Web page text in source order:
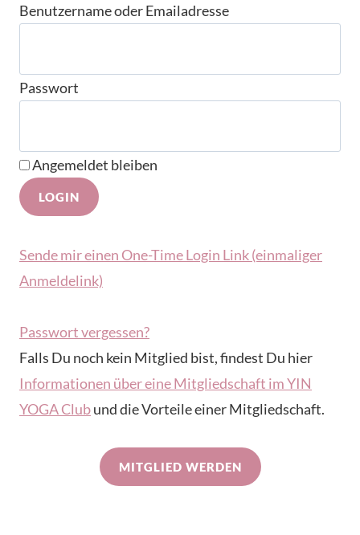
Benutzername oder Emailadresse
Passwort
Angemeldet bleiben
Sende mir einen One-Time Login Link (einmaliger
Anmeldelink)
Passwort vergessen?
Falls Du noch kein Mitglied bist, findest Du hier
Informationen über eine Mitgliedschaft im YIN
YOGA Clubund die Vorteile einer Mitgliedschaft.
MITGLIED WERDEN